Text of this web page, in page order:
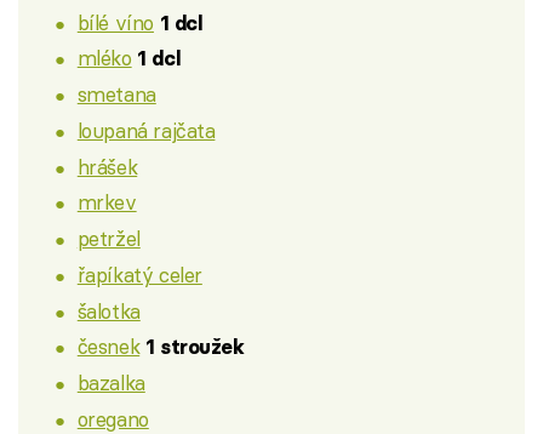
bílé víno 1 dcl
mléko 1 dcl
smetana
loupaná rajčata
hrášek
mrkev
petržel
řapíkatý celer
šalotka
česnek 1 stroužek
bazalka
oregano